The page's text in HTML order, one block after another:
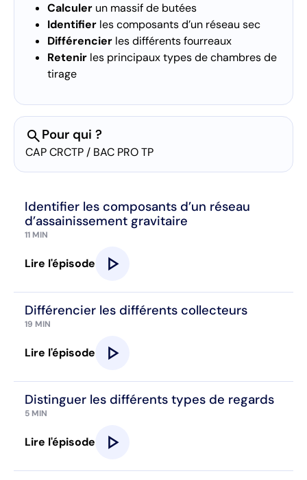
Calculer un massif de butées
Identifier les composants d’un réseau sec
Différencier les différents fourreaux
Retenir les principaux types de chambres de
tirage
searchPour qui ?
CAP CRCTP / BAC PRO TP
Identifier les composants d’un réseau
d’assainissement gravitaire
11 MIN
Lire l'épisode play_arrow
Différencier les différents collecteurs
19 MIN
Lire l'épisode play_arrow
Distinguer les différents types de regards
5 MIN
Lire l'épisode play_arrow